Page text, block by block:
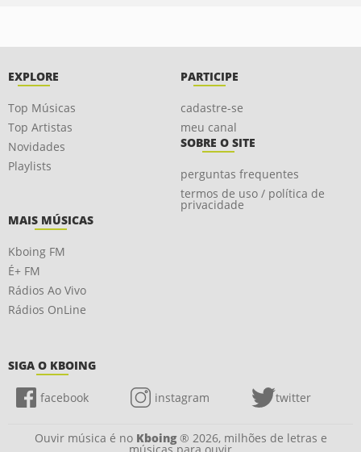
EXPLORE
Top Músicas
Top Artistas
Novidades
Playlists
PARTICIPE
cadastre-se
meu canal
SOBRE O SITE
perguntas frequentes
termos de uso / política de
privacidade
MAIS MÚSICAS
Kboing FM
É+ FM
Rádios Ao Vivo
Rádios OnLine
SIGA O KBOING
facebook instagram twitter
Ouvir música é no Kboing® 2026, milhões de letras e
músicas para ouvir